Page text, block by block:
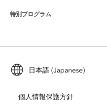
Esri Young Professionals Network
ロケーション インテリジェンス
トレーニング
ArcUser
ArcNews
Esri について
採用情報
オープンビジョン
特別プログラム
ArcGIS for Student Use
自然保護
日本語 (Japanese)
個人情報保護方針